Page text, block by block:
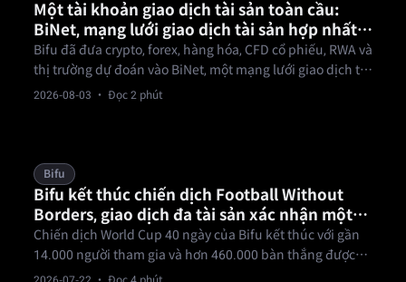
Một tài khoản giao dịch tài sản toàn cầu:
BiNet, mạng lưới giao dịch tài sản hợp nhất
của Bifu
Bifu đã đưa crypto, forex, hàng hóa, CFD cổ phiếu, RWA và
thị trường dự đoán vào BiNet, một mạng lưới giao dịch tài
sản hợp nhất nơi một lần KYC và một quỹ tiền mở ra mọi
2026-08-03 · Đọc 2 phút
Bifu
Bifu kết thúc chiến dịch Football Without
Borders, giao dịch đa tài sản xác nhận một
tài khoản, giao dịch thế giới
Chiến dịch World Cup 40 ngày của Bifu kết thúc với gần
14.000 người tham gia và hơn 460.000 bàn thắng được
ghi, với giao dịch ngoại hối đạt khối lượng danh nghĩa